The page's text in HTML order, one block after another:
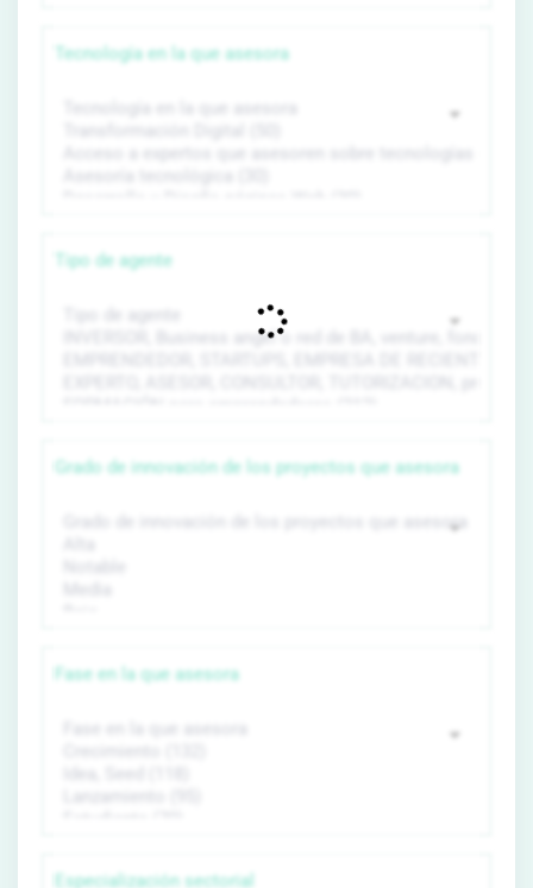
Tecnología en la que asesora
Tipo de agente
Grado de innovación de los proyectos que asesora
Fase en la que asesora
Especialización sectorial